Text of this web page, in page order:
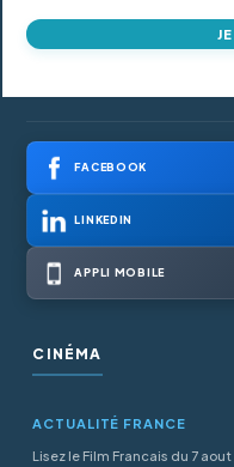
FACEBOOK
LINKEDIN
APPLI MOBILE
CINÉMA
ACTUALITÉ FRANCE
Lisez le Film Francais du 7